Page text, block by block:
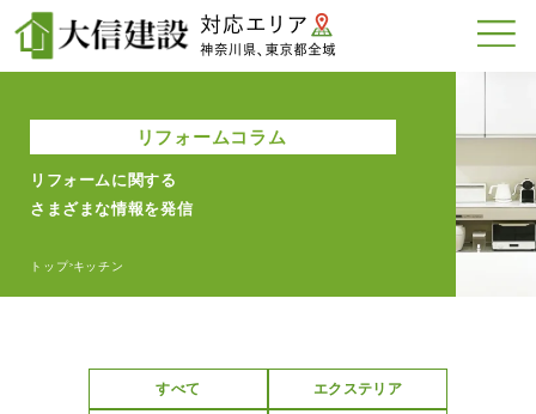
リフォームコラム
リフォームに関する
さまざまな情報を発信
トップ>キッチン
すべて エクステリア